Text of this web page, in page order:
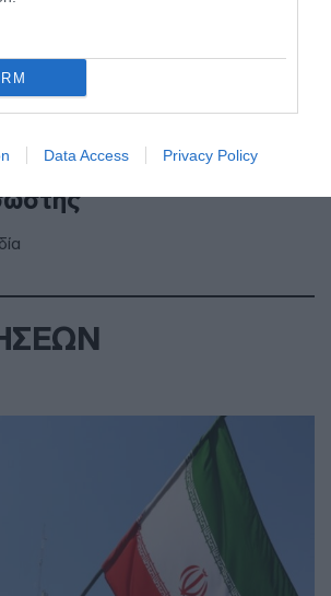
Data Access Privacy Policy
σήμερα το beach bar
ο 4χρονος – Στον
ιδιοκτήτης, είχε δηλωθεί